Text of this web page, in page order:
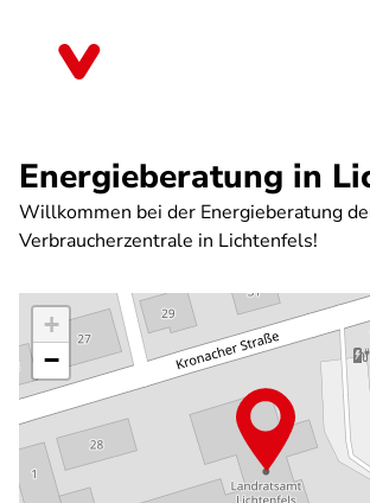
Energieberatung in
Willkommen bei der Energieberatung
Verbraucherzentrale in Lichtenfels!
+
−